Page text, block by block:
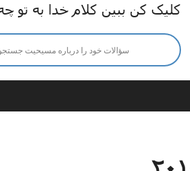
کلیک کن ببین کلام خدا به تو